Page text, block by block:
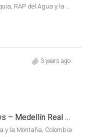
Medellin, Medellín, Valle de Aburrá, Antioquia, RAP del Agua y la Montaña, 050015, Colombia
3 years ago
Guatapé Finca With Stunning Views – Medellín Real Estate
y la Montaña, Colombia